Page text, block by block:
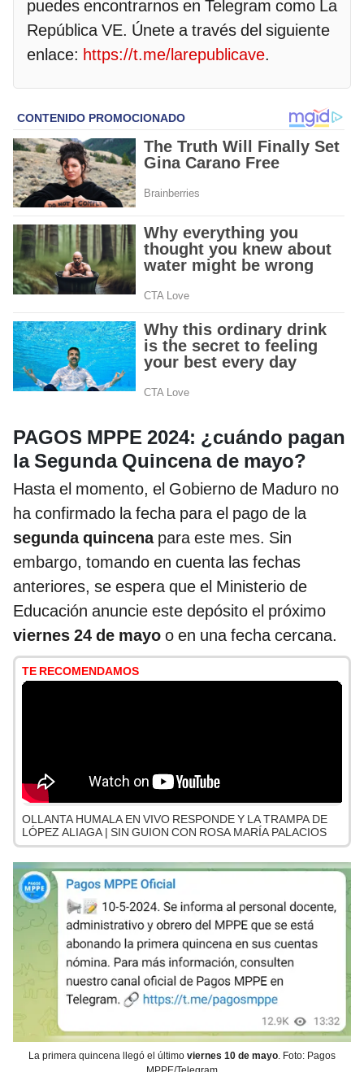
puedes encontrarnos en Telegram como La
República VE. Únete a través del siguiente
enlace: https://t.me/larepublicave.
PAGOS MPPE 2024: ¿cuándo pagan
la Segunda Quincena de mayo?
Hasta el momento, el Gobierno de Maduro no
ha confirmado la fecha para el pago de la
segunda quincenapara este mes. Sin
embargo, tomando en cuenta las fechas
anteriores, se espera que el Ministerio de
Educación anuncie este depósito el próximo
viernes 24 de mayo o en una fecha cercana.
TE RECOMENDAMOS
OLLANTA HUMALA EN VIVO RESPONDE Y LA TRAMPA DE
LÓPEZ ALIAGA | SIN GUION CON ROSA MARÍA PALACIOS
La primera quincena llegó el último viernes 10 de mayo . Foto: Pagos